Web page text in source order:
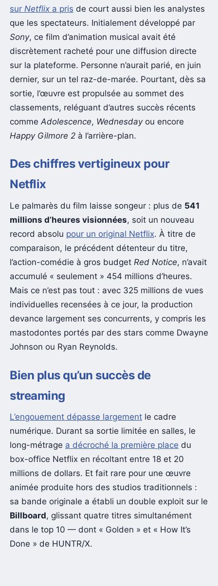
sur Netflix a pris de court aussi bien les analystes
que les spectateurs. Initialement développé par
Sony, ce film d’animation musical avait été
discrètement racheté pour une diffusion directe
sur la plateforme. Personne n’aurait parié, en juin
dernier, sur un tel raz-de-marée. Pourtant, dès sa
sortie, l’œuvre est propulsée au sommet des
classements, reléguant d’autres succès récents
comme Adolescence, Wednesdayou encore
Happy Gilmore 2 à l’arrière-plan.
Des chiffres vertigineux pour
Netflix
Le palmarès du film laisse songeur : plus de 541
millions d’heures visionnées, soit un nouveau
record absolu pour un original Netflix. À titre de
comparaison, le précédent détenteur du titre,
l’action-comédie à gros budget Red Notice, n’avait
accumulé « seulement » 454 millions d’heures.
Mais ce n’est pas tout : avec 325 millions de vues
individuelles recensées à ce jour, la production
devance largement ses concurrents, y compris les
mastodontes portés par des stars comme Dwayne
Johnson ou Ryan Reynolds.
Bien plus qu’un succès de
streaming
L’engouement dépasse largement le cadre
numérique. Durant sa sortie limitée en salles, le
long-métrage a décroché la première place du
box-office Netflix en récoltant entre 18 et 20
millions de dollars. Et fait rare pour une œuvre
animée produite hors des studios traditionnels :
sa bande originale a établi un double exploit sur le
Billboard, glissant quatre titres simultanément
dans le top 10 — dont « Golden » et « How It’s
Done » de HUNTR/X.